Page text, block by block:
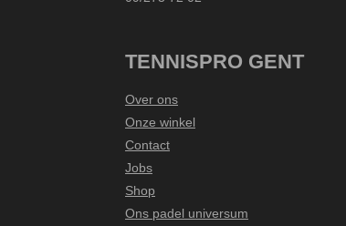
TENNISPRO GENT
Over ons
Onze winkel
Contact
Jobs
Shop
Ons padel universum